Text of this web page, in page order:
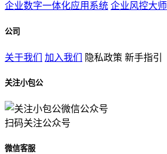
企业数字一体化应用系统 企业风控大师
公司
关于我们 加入我们 隐私政策 新手指引
关注小包公
扫码关注公众号
微信客服